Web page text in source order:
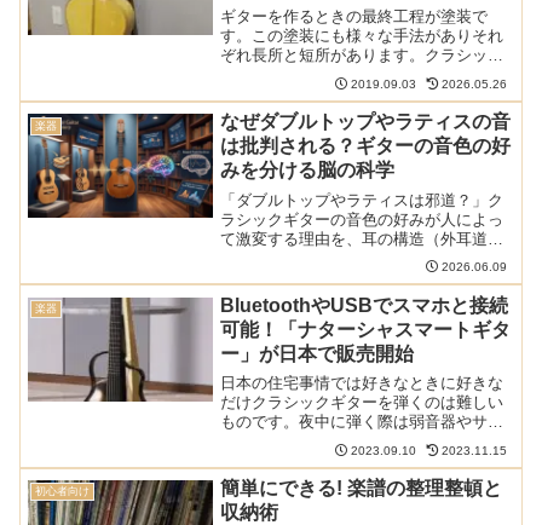
ッシュの違い)
ギターを作るときの最終工程が塗装で
す。この塗装にも様々な手法がありそれ
ぞれ長所と短所があります。クラシック
ギターはセラック至上主義なところがあ
りますが、他の塗装も決して悪いもので
はありません。 このサイトのクラシック
ギターの材料や楽器その物...
2019.09.03 2026.05.26
楽器
なぜダブルトップやラティスの音
は批判される？ギターの音色の好
みを分ける脳の科学
「ダブルトップやラティスは邪道？」ク
ラシックギターの音色の好みが人によっ
て激変する理由を、耳の構造（外耳道共
鳴）や脳科学（予測符号化・報酬予測誤
差）の最新データから徹底解説。伝統派
とモダン派の対立に潜む、科学的な必然
性を解き明かします。
2026.06.09
楽器
BluetoothやUSBでスマホと接続
可能！「ナターシャスマートギタ
ー」が日本で販売開始
日本の住宅事情では好きなときに好きな
だけクラシックギターを弾くのは難しい
ものです。夜中に弾く際は弱音器やサイ
レントギターを使っている方も多いので
はないでしょうか。新しく日本で発売さ
れた「ナターシャスマートギター
（Natasha Smart ...
2023.09.10 2023.11.15
初心者向け
簡単にできる! 楽譜の整理整頓と
収納術